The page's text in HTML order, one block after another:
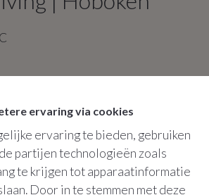
ervaring via cookies
ervaring te bieden, gebruiken
partijen technologieën zoals
te krijgen tot apparaatinformatie
Door in te stemmen met deze